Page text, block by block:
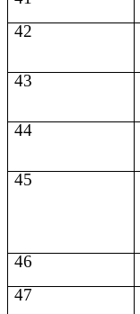
42
43
44
45
46
47